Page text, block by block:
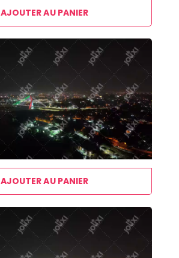
AJOUTER AU PANIER
AJOUTER AU PANIER